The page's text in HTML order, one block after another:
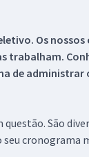
Os
de administrar
São
cronograma